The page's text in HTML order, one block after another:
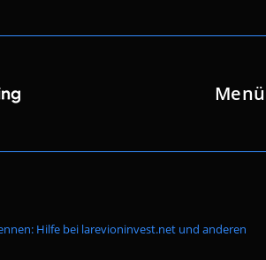
Menü
Hilfe bei larevioninvest.net und anderen